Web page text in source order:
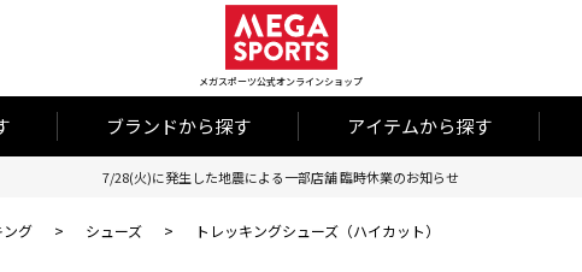
メガスポーツ公式オンラインショップ
ブランドから探す アイテムから探す
7/28(火)に発生した地震による一部店舗 臨時休業のお知らせ
ング > シューズ > トレッキングシューズ（ハイカット）